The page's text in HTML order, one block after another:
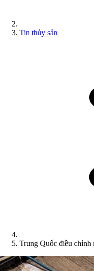
Tin thủy sản
Trung Quốc điều chỉnh